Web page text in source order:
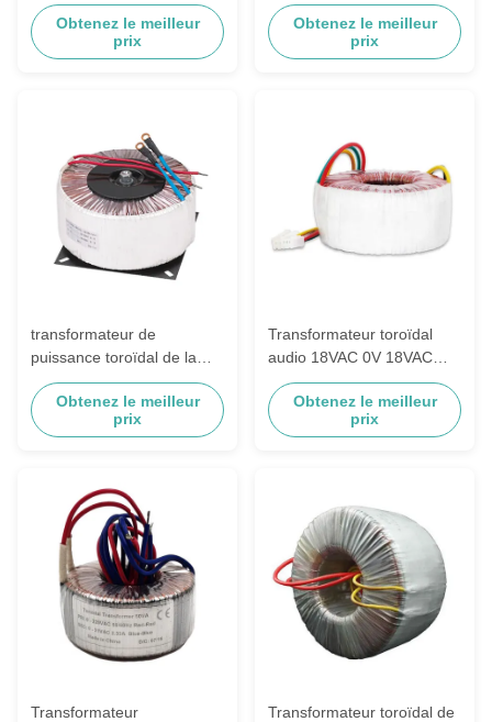
médical monophasé
Obtenez le meilleur
prix
câblage cuivre 120VAC
Obtenez le meilleur
prix
transformateur de
puissance toroïdal de la
gare ferroviaire 1200W
160VAC à 40VAC/30A
Obtenez le meilleur
prix
Transformateur toroïdal
audio 18VAC 0V 18VAC
d'isolement de matériel de
l'éclairage 200VA
Obtenez le meilleur
prix
Transformateur
Transformateur toroïdal de